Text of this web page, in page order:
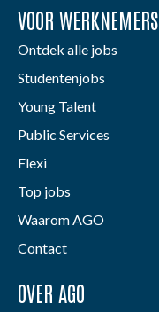
VOOR WERKNEMERS
Ontdek alle jobs
Studentenjobs
Young Talent
Public Services
Flexi
Top jobs
Waarom AGO
Contact
OVER AGO